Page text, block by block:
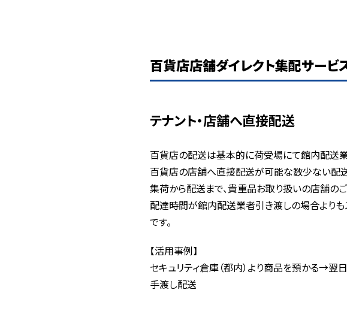
百貨店店舗ダイレクト集配サービ
テナント・店舗へ直接配送
百貨店の配送は基本的に荷受場にて館内配送
百貨店の店舗へ直接配送が可能な数少ない配送
集荷から配送まで、貴重品お取り扱いの店舗の
配達時間が館内配送業者引き渡しの場合より
です。
【活用事例】
セキュリティ倉庫（都内）より商品を預かる→
手渡し配送